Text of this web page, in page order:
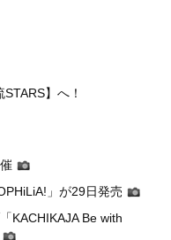
】へ！
」が29日発売
KACHIKAJA Be with